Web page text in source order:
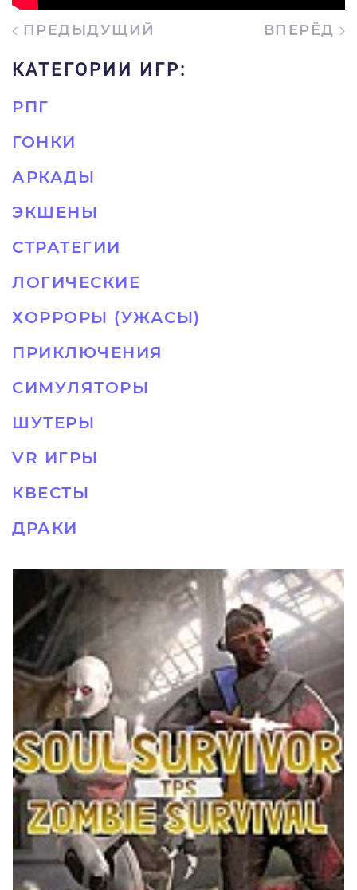
ПРЕДЫДУЩИЙ ВПЕРЁД
КАТЕГОРИИ ИГР:
РПГ
ГОНКИ
АРКАДЫ
ЭКШЕНЫ
СТРАТЕГИИ
ЛОГИЧЕСКИЕ
ХОРРОРЫ (УЖАСЫ)
ПРИКЛЮЧЕНИЯ
СИМУЛЯТОРЫ
ШУТЕРЫ
VR ИГРЫ
КВЕСТЫ
ДРАКИ